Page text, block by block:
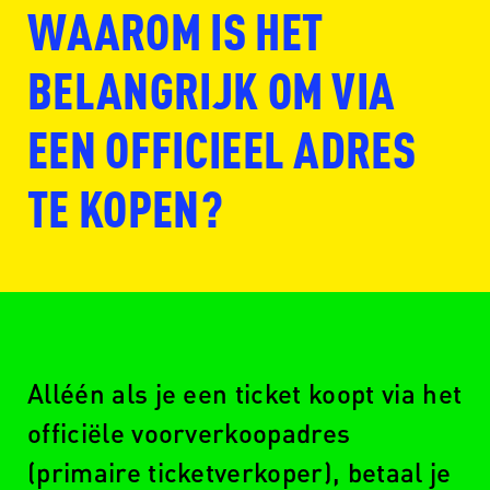
www.fansale.nl
www.ticketmaster.nl
www.seetickets.com/nl
WAAROM IS HET
BELANGRIJK OM VIA
EEN OFFICIEEL ADRES
TE KOPEN?
Alléén als je een ticket koopt via het
officiële voorverkoopadres
(primaire ticketverkoper), betaal je